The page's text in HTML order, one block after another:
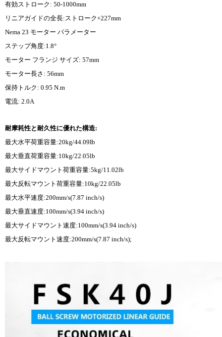
有効ストローク: 50-1000mm
リニアガイドの全長:ストローク+227mm
Nema 23 モーター パラメーター
ステップ角度:1.8°
モーター フランジ サイズ: 57mm
モーター長さ: 56mm
保持トルク: 0.95 N.m
電流: 2.0A
耐摩耗性と耐久性に優れた構造:
最大水平荷重容量:20kg/44.09Ib
最大垂直荷重容量:10kg/22.05lb
最大サイドマウント荷重容量:5kg/11.02lb
最大反転マウント荷重容量:10kg/22.05lb
最大水平速度:200mm/s(7.87 inch/s)
最大垂直速度:100mm/s(3.94 inch/s)
最大サイドマウント速度:100mm/s(3.94 inch/s)
最大反転マウント速度:200mm/s(7.87 inch/s);